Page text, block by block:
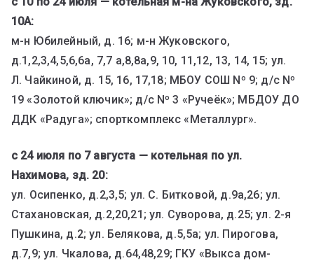
10А:
м-н Юбилейный, д. 16; м-н Жуковского,
д.1,2,3,4,5,6,6а, 7,7 а,8,8а,9, 10, 11,12, 13, 14, 15; ул.
Л. Чайкиной, д. 15, 16, 17,18; МБОУ СОШ Nº 9; д/с Nº
19 «Золотой ключик»; д/с Nº 3 «Ручеёк»; МБДОУ ДО
ДДК «Радуга»; спорткомплекс «Металлург».
с 24 июля по 7 августа — котельная по ул.
Нахимова, зд. 20:
ул. Осипенко, д.2,3,5; ул. С. Битковой, д.9а,26; ул.
Стахановская, д.2,20,21; ул. Суворова, д.25; ул. 2-я
Пушкина, д.2; ул. Белякова, д.5,5а; ул. Пирогова,
д.7,9; ул. Чкалова, д.64,48,29; ГКУ «Выкса дом-